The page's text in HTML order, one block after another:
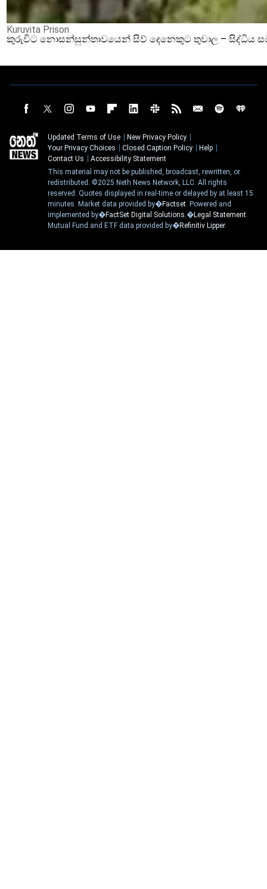
Kuruvita Prison
කුරුවිට නොසන්සුන්තාවයෙන් සිව් දෙනෙකුට තුවාල – සිද්ධිය
Updated Terms of Use
New Privacy Policy
Your Privacy Choices
Closed Caption Policy
Help
Contact Us
Accessibility Statement
This material may not be published, broadcast, rewritten, or
redistributed. ©2025 Neth News Network, LLC. All rights
reserved. Quotes displayed in real-time or delayed by at least 15
minutes. Market data provided by�Factset. Powered and
implemented by�FactSet Digital Solutions.�Legal Statement.
Mutual Fund and ETF data provided by�Refinitiv Lipper.